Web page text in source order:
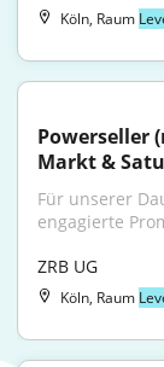
Köln, Raum
Powerseller
Markt &
Für unserer
engagierte
ZRB UG
Köln, Raum